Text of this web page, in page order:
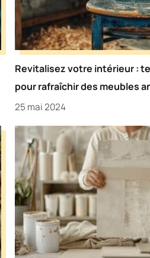
Revitalisez votre intérieur :
pour rafraîchir des meubles
25 mai 2024